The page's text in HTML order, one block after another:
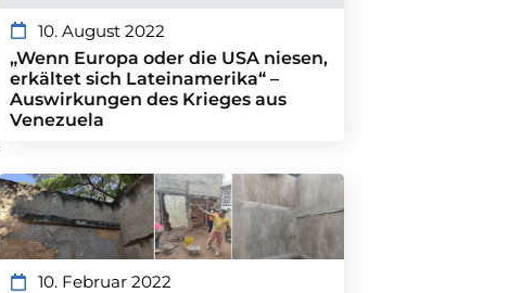
10. August 2022
„Wenn Europa oder die USA niesen,
erkältet sich Lateinamerika“ –
Auswirkungen des Krieges aus
Venezuela
10. Februar 2022